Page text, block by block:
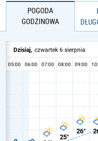
POGODA
GODZINOWA